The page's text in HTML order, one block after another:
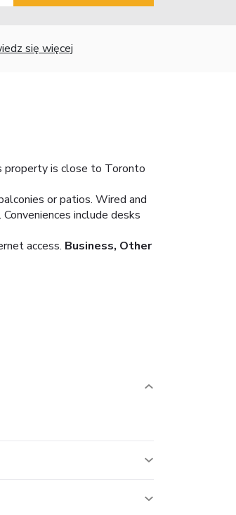
się więcej
property is close to Toronto
or patios. Wired and
include desks
access. Business, Other